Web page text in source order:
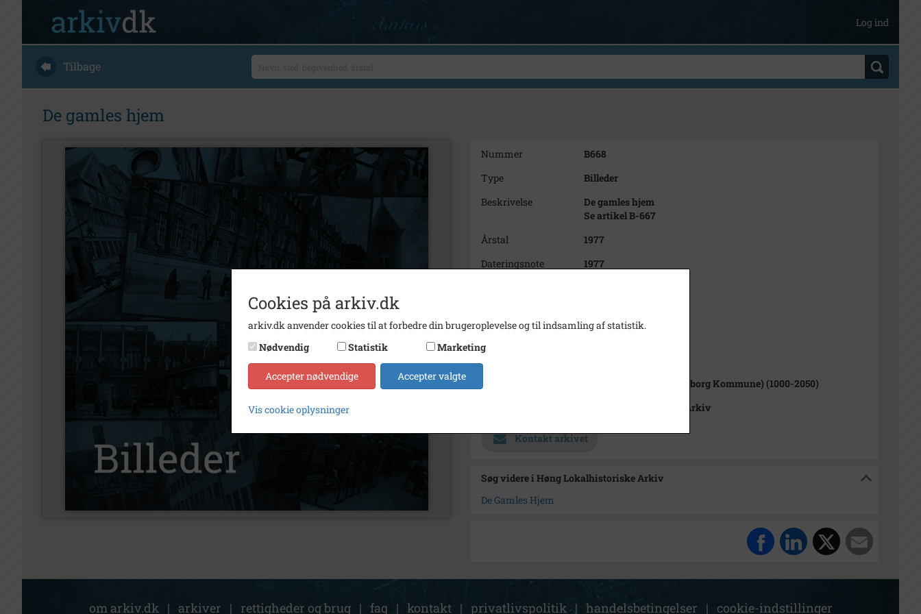
Log ind
Tilbage
De gamles hjem
Nummer
B668
Type
Billeder
Beskrivelse
De gamles hjem
Se artikel B-667
Årstal
1977
Dateringsnote
1977
Se på kort
Finderup Sogn (Kalundborg Kommune) (1000-2050)
Høng Lokalhistoriske Arkiv
Kontakt arkivet
Søg videre i Høng Lokalhistoriske Arkiv
De Gamles Hjem
om arkiv.dk | arkiver | rettigheder og brug | faq | kontakt | privatlivspolitik | handelsbetingelser | cookie-indstillinger
Cookies på arkiv.dk
arkiv.dk anvender cookies til at forbedre din brugeroplevelse og til indsamling af statistik.
Nødvendig
Statistik Marketing
Accepter nødvendige Accepter valgte
Vis cookie oplysninger